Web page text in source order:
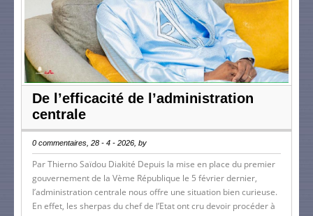
De l’efficacité de l’administration
centrale
0 commentaires, 28 - 4 - 2026, by
Par Thierno Saïdou Diakité Depuis la mise en place du premier
gouvernement de la Vème République le 5 février dernier,
l’administration centrale nous offre une situation bien curieuse.
En effet, les sherpas du chef de l’Etat ont cru devoir procéder à